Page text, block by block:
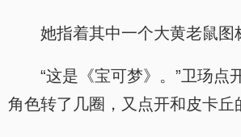
她指着其中一个大黄老鼠图
“这是《宝可梦》。”卫玚点
角色转了几圈，又点开和皮卡丘